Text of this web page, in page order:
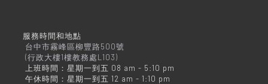
服務時間和地點
台中市霧峰區柳豐路500號
(行政大樓1樓教務處L103)
上班時間：星期一到五 08 am - 5:10 pm
午休時間：星期一到五 12 am - 1:10 pm